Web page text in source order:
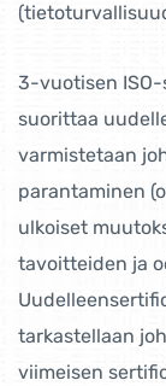
3-vuotisen
suorittaa
varmistetaan
parantaminen
ulkoiset
tavoitteiden ja
tarkastellaan
viimeisen